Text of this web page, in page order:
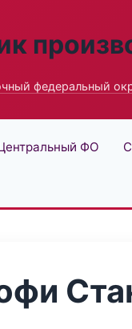
федеральный
ФО